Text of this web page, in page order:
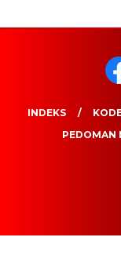
INDEKS
PEDOMAN